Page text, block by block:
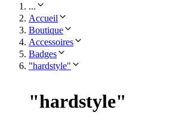
...
Accueil
Boutique
Accessoires
Badges
"hardstyle"
"hardstyle"